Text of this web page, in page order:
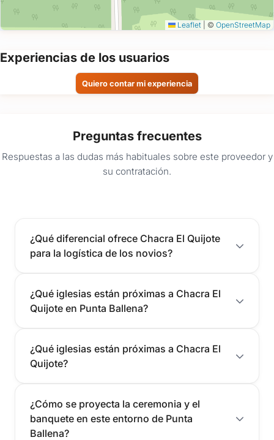
Leaflet © OpenStreetMap
Experiencias de los usuarios
Quiero contar mi experiencia
Preguntas frecuentes
Respuestas a las dudas más habituales sobre este proveedor y
su contratación.
¿Qué diferencial ofrece Chacra El Quijote
para la logística de los novios?
¿Qué iglesias están próximas a Chacra El
Quijote en Punta Ballena?
¿Qué iglesias están próximas a Chacra El
Quijote?
¿Cómo se proyecta la ceremonia y el
banquete en este entorno de Punta
Ballena?